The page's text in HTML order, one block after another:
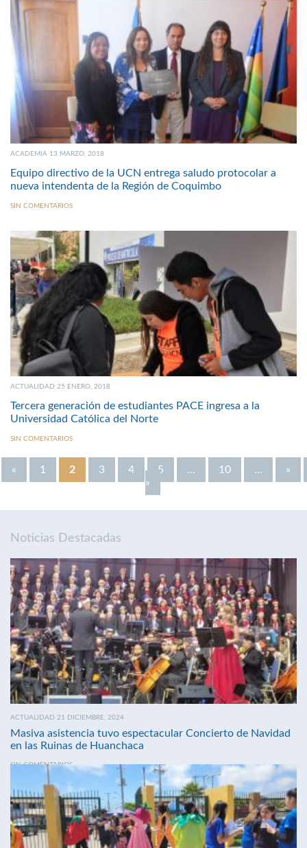
ACADEMIA 13 MARZO, 2018
Equipo directivo de la UCN entrega saludo protocolar a
nueva intendenta de la Región de Coquimbo
SIN COMENTARIOS
ACTUALIDAD 25 ENERO, 2018
Tercera generación de estudiantes PACE ingresa a la
Universidad Católica del Norte
SIN COMENTARIOS
« 1 2 3 4 5 ... 10 ...
»
»
Noticias Destacadas
ACTUALIDAD 21 DICIEMBRE, 2024
Masiva asistencia tuvo espectacular Concierto de Navidad
en las Ruinas de Huanchaca
SIN COMENTARIOS